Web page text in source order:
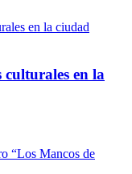
culturales en la